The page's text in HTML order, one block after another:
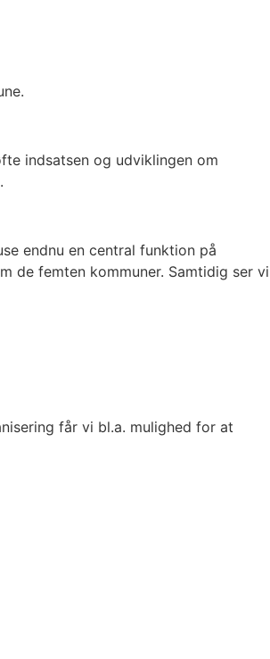
indsatsen og udviklingen om
endnu en central funktion på
de femten kommuner. Samtidig ser vi
får vi bl.a. mulighed for at